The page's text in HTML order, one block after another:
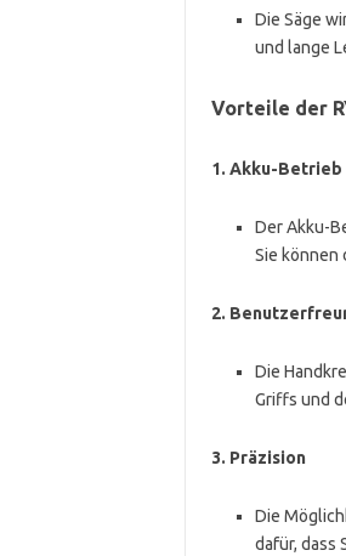
Die Säge
und lange
Vorteile der
1. Akku-Betrieb
Der Akku-
Sie können
2.
Die
Griffs und
3. Präzision
Die
dafür, dass